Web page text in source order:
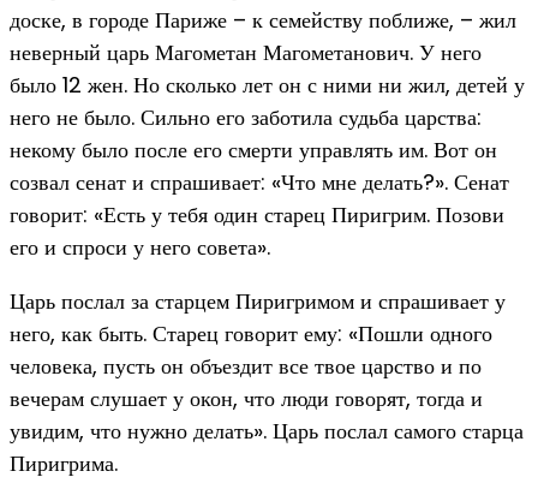
доске, в городе Париже – к семейству поближе, – жил
неверный царь Магометан Магометанович. У него
было 12 жен. Но сколько лет он с ними ни жил, детей у
него не было. Сильно его заботила судьба царства:
некому было после его смерти управлять им. Вот он
созвал сенат и спрашивает: «Что мне делать?». Сенат
говорит: «Есть у тебя один старец Пиригрим. Позови
его и спроси у него совета».
Царь послал за старцем Пиригримом и спрашивает у
него, как быть. Старец говорит ему: «Пошли одного
человека, пусть он объездит все твое царство и по
вечерам слушает у окон, что люди говорят, тогда и
увидим, что нужно делать». Царь послал самого старца
Пиригрима.